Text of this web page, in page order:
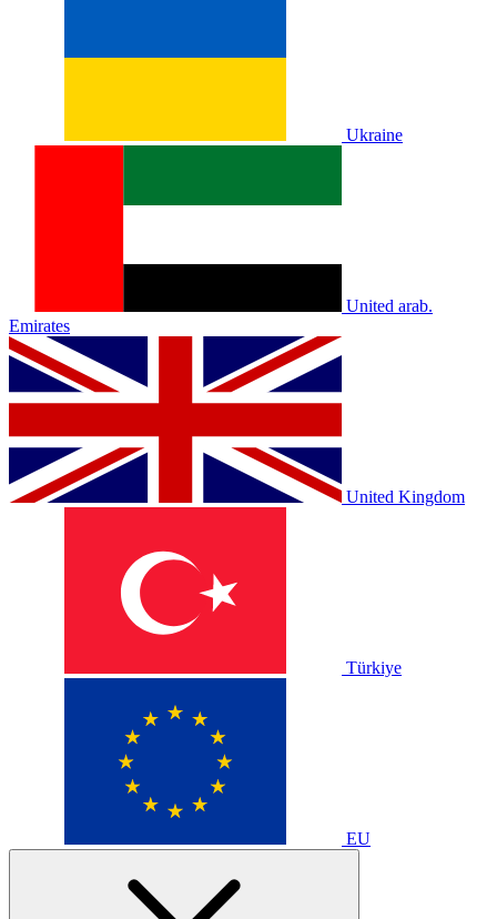
Ukraine
United arab.
Emirates
United Kingdom
Türkiye
EU